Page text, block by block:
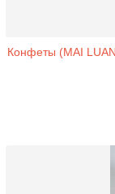
Конфеты (MAI